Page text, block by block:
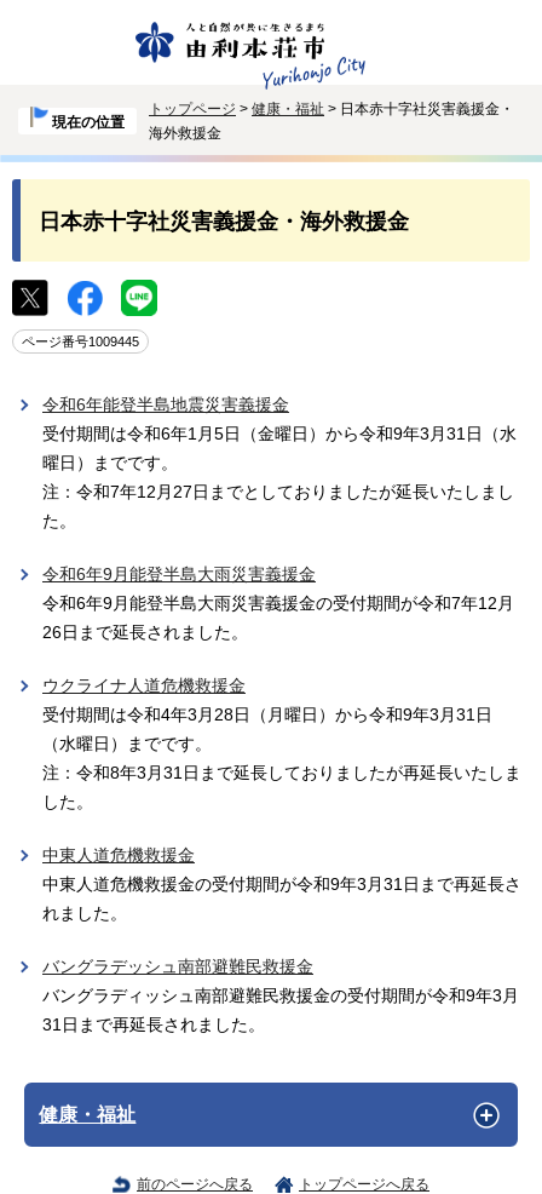
現在の位置
トップページ > 健康・福祉 > 日本赤十字社災害義援金・
海外救援金
日本赤十字社災害義援金・海外救援金
ページ番号1009445
令和6年能登半島地震災害義援金
受付期間は令和6年1月5日（金曜日）から令和9年3月31日（水
曜日）までです。
注：令和7年12月27日までとしておりましたが延長いたしまし
た。
令和6年9月能登半島大雨災害義援金
令和6年9月能登半島大雨災害義援金の受付期間が令和7年12月
26日まで延長されました。
ウクライナ人道危機救援金
受付期間は令和4年3月28日（月曜日）から令和9年3月31日
（水曜日）までです。
注：令和8年3月31日まで延長しておりましたが再延長いたしま
した。
中東人道危機救援金
中東人道危機救援金の受付期間が令和9年3月31日まで再延長さ
れました。
バングラデッシュ南部避難民救援金
バングラディッシュ南部避難民救援金の受付期間が令和9年3月
31日まで再延長されました。
健康・福祉
前のページへ戻る トップページへ戻る